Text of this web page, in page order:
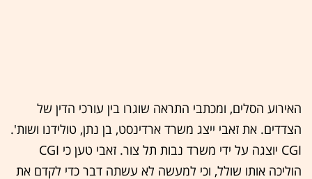
האירוע הסלים, ומכתבי התראה שוגרו בין עורכי הדין של
הצדדים. את זאבי ייצג משרד ארדינסט, בן נתן, טולידנו ושות'.
CGI יוצגה על ידי משרד נבות תל צור. זאבי טען כי CGI
הוליכה אותו שולל, וכי למעשה לא עשתה דבר כדי לקדם את